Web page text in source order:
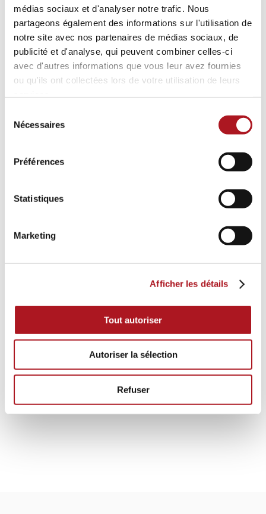
médias sociaux et d'analyser notre trafic. Nous
partageons également des informations sur l'utilisation de
notre site avec nos partenaires de médias sociaux, de
publicité et d'analyse, qui peuvent combiner celles-ci
avec d'autres informations que vous leur avez fournies
ou qu'ils ont collectées lors de votre utilisation de leurs
Nécessaires
Préférences
Statistiques
Marketing
Afficher les détails
Tout autoriser
Autoriser la sélection
Refuser